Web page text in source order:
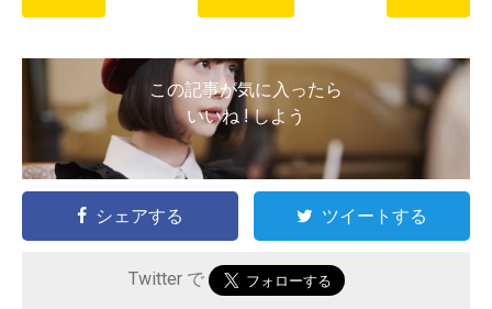
この記事が気に入ったら
いいね ! しよう
シェアする ツイートする
Twitter で